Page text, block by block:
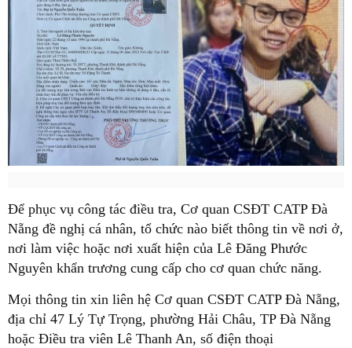
Để phục vụ công tác điều tra, Cơ quan CSĐT CATP Đà
Nẵng đề nghị cá nhân, tổ chức nào biết thông tin về nơi ở,
nơi làm việc hoặc nơi xuất hiện của Lê Đăng Phước
Nguyên khẩn trương cung cấp cho cơ quan chức năng.
Mọi thông tin xin liên hệ Cơ quan CSĐT CATP Đà Nẵng,
địa chỉ 47 Lý Tự Trọng, phường Hải Châu, TP Đà Nẵng
hoặc Điều tra viên Lê Thanh An, số điện thoại